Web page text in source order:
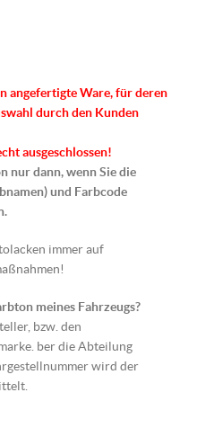
angefertigte Ware, für deren
durch den Kunden
ausgeschlossen!
nur dann, wenn Sie die
und Farbcode
immer auf
meines Fahrzeugs?
bzw. den
ber die Abteilung
wird der